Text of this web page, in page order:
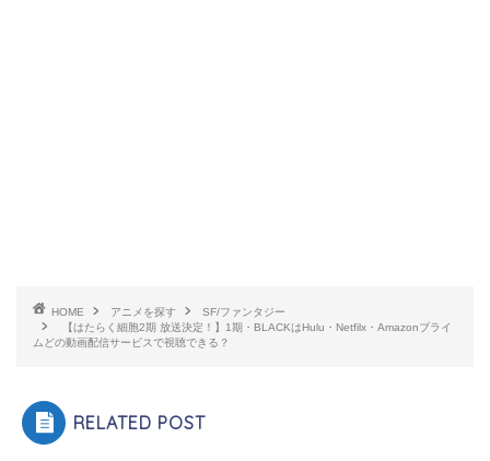
HOME アニメを探す
SF/ファンタジー
【はたらく細胞2期 放送決定！】1期・BLACKはHulu・Netfilx・Amazonプライ
ムどの動画配信サービスで視聴できる？
RELATED POST